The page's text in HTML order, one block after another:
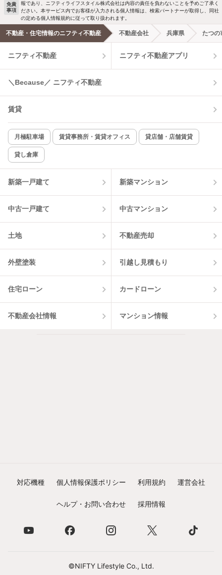
免責
事項
報であり、ニフティライフスタイル株式会社は内容の責任を負わないことを予めご了承く
ださい。本サービス内でお客様が入力される個人情報は、検索パートナーが取得し、同社
の定める個人情報規約に従って取り扱われます。
不動産・住宅情報のニフティ不動産 不動産会社 兵庫県 たつの
ニフティ不動産 ニフティ不動産アプリ
＼Because／ ニフティ不動産
賃貸
月極駐車場 賃貸事務所・賃貸オフィス 貸店舗・店舗賃貸
貸し倉庫
新築一戸建て 新築マンション
中古一戸建て 中古マンション
土地 不動産売却
外壁塗装 引越し見積もり
住宅ローン カードローン
不動産会社情報 マンション情報
対応機種 個人情報保護ポリシー 利用規約 運営会社
ヘルプ・お問い合わせ 採用情報
©NIFTY Lifestyle Co., Ltd.